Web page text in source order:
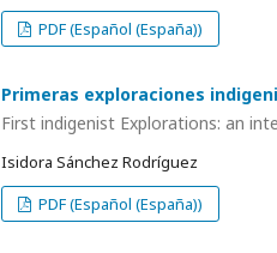
PDF (Español (España))
Primeras exploraciones
First indigenist Explorations: an
Isidora Sánchez Rodríguez
PDF (Español (España))